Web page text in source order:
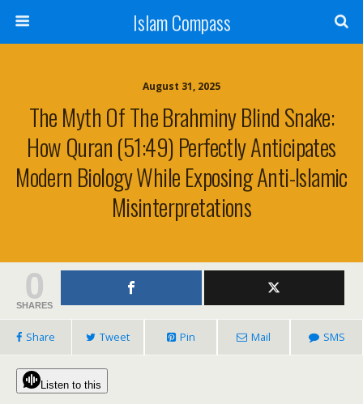
Islam Compass
August 31, 2025
The Myth Of The Brahminy Blind Snake:
How Quran (51:49) Perfectly Anticipates
Modern Biology While Exposing Anti-Islamic
Misinterpretations
0
SHARES
Share Tweet Pin Mail SMS
Listen to this